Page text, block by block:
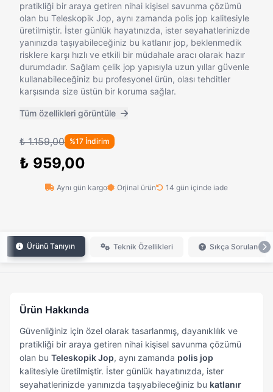
pratikliği bir araya getiren nihai kişisel savunma çözümü
olan bu Teleskopik Jop, aynı zamanda polis jop kalitesiyle
üretilmiştir. İster günlük hayatınızda, ister seyahatlerinizde
yanınızda taşıyabileceğiniz bu katlanır jop, beklenmedik
risklere karşı hızlı ve etkili bir müdahale aracı olarak hazır
durumdadır. Sağlam çelik jop yapısıyla uzun yıllar güvenle
kullanabileceğiniz bu profesyonel ürün, olası tehditler
karşısında size üstün bir koruma sağlar.
Tüm özellikleri görüntüle
₺ 1.159,00 %17 İndirim
₺ 959,00
Aynı gün kargo Orjinal ürün 14 gün içinde iade
Ürünü Tanıyın Teknik Özellikleri Sıkça Sorulan
Ürün Hakkında
Güvenliğiniz için özel olarak tasarlanmış, dayanıklılık ve
pratikliği bir araya getiren nihai kişisel savunma çözümü
olan bu Teleskopik Jop, aynı zamanda polis jop
kalitesiyle üretilmiştir. İster günlük hayatınızda, ister
seyahatlerinizde yanınızda taşıyabileceğiniz bu katlanır